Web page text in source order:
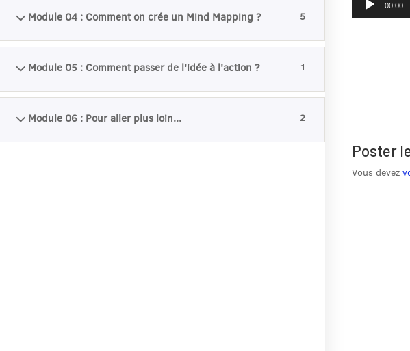
Module 04 : Comment on crée un Mind Mapping ? 5
Module 05 : Comment passer de l'idée à l'action ? 1
Module 06 : Pour aller plus loin... 2
00:00
Poster
Vous devez
NOS